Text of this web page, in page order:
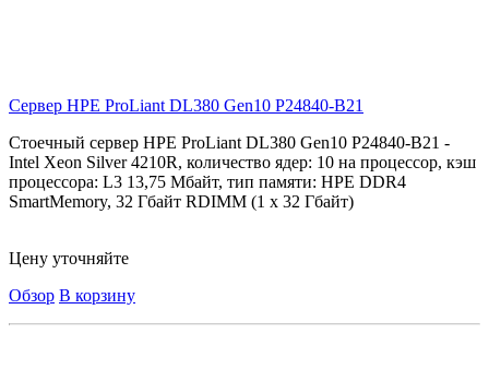
Сервер HPE ProLiant DL380 Gen10 P24840-B21
Стоечный сервер HPE ProLiant DL380 Gen10 P24840-B21 -
Intel Xeon Silver 4210R, количество ядер: 10 на процессор, кэш
процессора: L3 13,75 Мбайт, тип памяти: HPE DDR4
SmartMemory, 32 Гбайт RDIMM (1 x 32 Гбайт)
Цену уточняйте
Обзор В корзину